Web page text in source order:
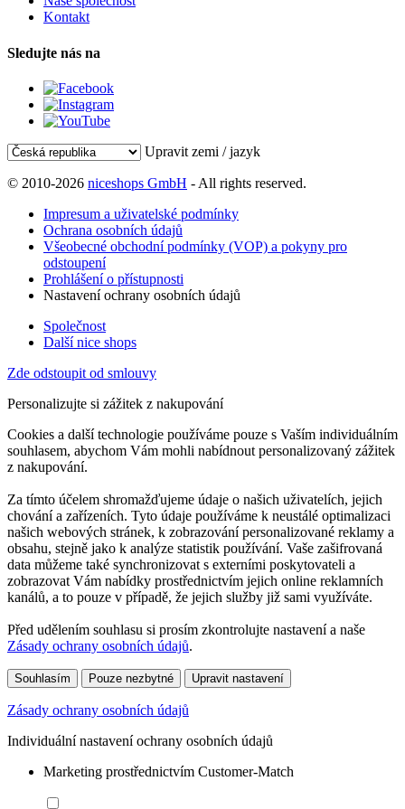
Kontakt
Sledujte nás na
Upravit zemi / jazyk
© 2010-2026 niceshops GmbH - All rights reserved.
Impresum a uživatelské podmínky
Ochrana osobních údajů
Všeobecné obchodní podmínky (VOP) a pokyny pro
odstoupení
Prohlášení o přístupnosti
Nastavení ochrany osobních údajů
Společnost
Další nice shops
Zde odstoupit od smlouvy
Personalizujte si zážitek z nakupování
Cookies a další technologie používáme pouze s Vaším individuálním
souhlasem, abychom Vám mohli nabídnout personalizovaný zážitek
z nakupování.
Za tímto účelem shromažďujeme údaje o našich uživatelích, jejich
chování a zařízeních. Tyto údaje používáme k neustálé optimalizaci
našich webových stránek, k zobrazování personalizované reklamy a
obsahu, stejně jako k analýze statistik používání. Vaše zašifrovaná
data můžeme také synchronizovat s externími poskytovateli a
zobrazovat Vám nabídky prostřednictvím jejich online reklamních
kanálů, a to pouze v případě, že jejich služby již sami využíváte.
Před udělením souhlasu si prosím zkontrolujte nastavení a naše
Zásady ochrany osobních údajů.
Souhlasím Pouze nezbytné Upravit nastavení
Zásady ochrany osobních údajů
Individuální nastavení ochrany osobních údajů
Marketing prostřednictvím Customer-Match